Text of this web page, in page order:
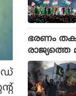
ഭരണം
രാജ്യത്തെ
മൊഹ്സിന്‍